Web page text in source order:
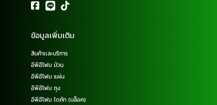
ข้อมูลเพิ่มเติม
สินค้าเเละบริการ
อีพีอีโฟม ม้วน
อีพีอีโฟม แผ่น
อีพีอีโฟม ถุง
อีพีอีโฟม ไดคัท (บล็อค)